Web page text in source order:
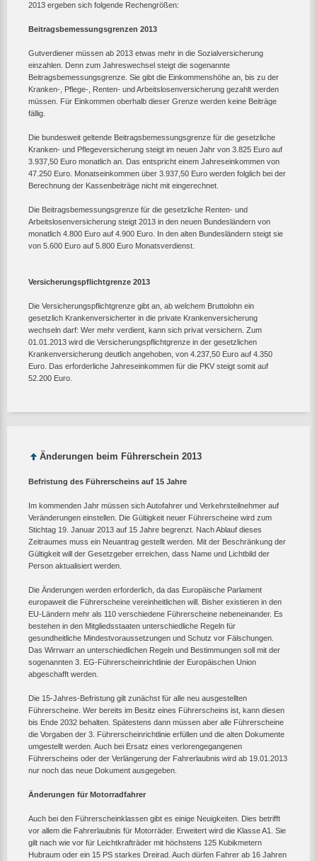
2013 ergeben sich folgende Rechengrößen:
Beitragsbemessungsgrenzen 2013
Gutverdiener müssen ab 2013 etwas mehr in die Sozialversicherung
einzahlen. Denn zum Jahreswechsel steigt die sogenannte
Beitragsbemessungsgrenze. Sie gibt die Einkommenshöhe an, bis zu der
Kranken-, Pflege-, Renten- und Arbeitslosenversicherung gezahlt werden
müssen. Für Einkommen oberhalb dieser Grenze werden keine Beiträge
fällig.
Die bundesweit geltende Beitragsbemessungsgrenze für die gesetzliche
Kranken- und Pflegeversicherung steigt im neuen Jahr von 3.825 Euro auf
3.937,50 Euro monatlich an. Das entspricht einem Jahreseinkommen von
47.250 Euro. Monatseinkommen über 3.937,50 Euro werden folglich bei der
Berechnung der Kassenbeiträge nicht mit eingerechnet.
Die Beitragsbemessungsgrenze für die gesetzliche Renten- und
Arbeitslosenversicherung steigt 2013 in den neuen Bundesländern von
monatlich 4.800 Euro auf 4.900 Euro. In den alten Bundesländern steigt sie
von 5.600 Euro auf 5.800 Euro Monatsverdienst.
Versicherungspflichtgrenze 2013
Die Versicherungspflichtgrenze gibt an, ab welchem Bruttolohn ein
gesetzlich Krankenversicherter in die private Krankenversicherung
wechseln darf: Wer mehr verdient, kann sich privat versichern. Zum
01.01.2013 wird die Versicherungspflichtgrenze in der gesetzlichen
Krankenversicherung deutlich angehoben, von 4.237,50 Euro auf 4.350
Euro. Das erforderliche Jahreseinkommen für die PKV steigt somit auf
52.200 Euro.
Änderungen beim Führerschein 2013
Befristung des Führerscheins auf 15 Jahre
Im kommenden Jahr müssen sich Autofahrer und Verkehrsteilnehmer auf
Veränderungen einstellen. Die Gültigkeit neuer Führerscheine wird zum
Stichtag 19. Januar 2013 auf 15 Jahre begrenzt. Nach Ablauf dieses
Zeitraumes muss ein Neuantrag gestellt werden. Mit der Beschränkung der
Gültigkeit will der Gesetzgeber erreichen, dass Name und Lichtbild der
Person aktualisiert werden.
Die Änderungen werden erforderlich, da das Europäische Parlament
europaweit die Führerscheine vereinheitlichen will. Bisher existieren in den
EU-Ländern mehr als 110 verschiedene Führerscheine nebeneinander. Es
bestehen in den Mitgliedsstaaten unterschiedliche Regeln für
gesundheitliche Mindestvoraussetzungen und Schutz vor Fälschungen.
Das Wirrwarr an unterschiedlichen Regeln und Bestimmungen soll mit der
sogenannten 3. EG-Führerscheinrichtlinie der Europäischen Union
abgeschafft werden.
Die 15-Jahres-Befristung gilt zunächst für alle neu ausgestellten
Führerscheine. Wer bereits im Besitz eines Führerscheins ist, kann diesen
bis Ende 2032 behalten. Spätestens dann müssen aber alle Führerscheine
die Vorgaben der 3. Führerscheinrichtlinie erfüllen und die alten Dokumente
umgestellt werden. Auch bei Ersatz eines verlorengegangenen
Führerscheins oder der Verlängerung der Fahrerlaubnis wird ab 19.01.2013
nur noch das neue Dokument ausgegeben.
Änderungen für Motorradfahrer
Auch bei den Führerscheinklassen gibt es einige Neuigkeiten. Dies betrifft
vor allem die Fahrerlaubnis für Motorräder. Erweitert wird die Klasse A1. Sie
gilt nach wie vor für Leichtkrafträder mit höchstens 125 Kubikmetern
Hubraum oder ein 15 PS starkes Dreirad. Auch dürfen Fahrer ab 16 Jahren